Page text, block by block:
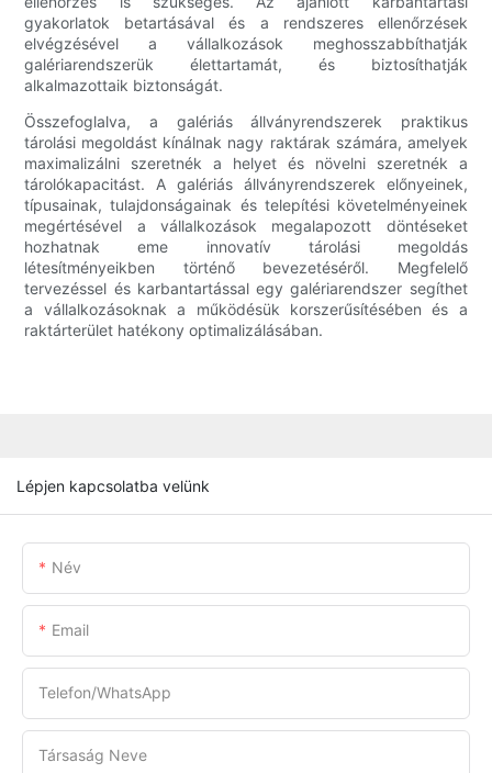
gyakorlatok betartásával és a rendszeres ellenőrzések
elvégzésével a vállalkozások meghosszabbíthatják
galériarendszerük élettartamát, és biztosíthatják
alkalmazottaik biztonságát.
Összefoglalva, a galériás állványrendszerek praktikus
tárolási megoldást kínálnak nagy raktárak számára, amelyek
maximalizálni szeretnék a helyet és növelni szeretnék a
tárolókapacitást. A galériás állványrendszerek előnyeinek,
típusainak, tulajdonságainak és telepítési követelményeinek
megértésével a vállalkozások megalapozott döntéseket
hozhatnak eme innovatív tárolási megoldás
létesítményeikben történő bevezetéséről. Megfelelő
tervezéssel és karbantartással egy galériarendszer segíthet
a vállalkozásoknak a működésük korszerűsítésében és a
raktárterület hatékony optimalizálásában.
Lépjen kapcsolatba velünk
Név
Email
Telefon/WhatsApp
Társaság Neve